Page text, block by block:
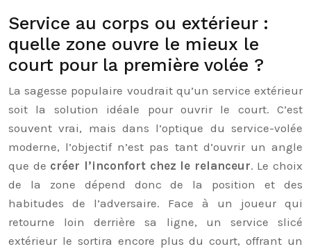
Service au corps ou extérieur :
quelle zone ouvre le mieux le
court pour la première volée ?
La sagesse populaire voudrait qu’un service extérieur
soit la solution idéale pour ouvrir le court. C’est
souvent vrai, mais dans l’optique du service-volée
moderne, l’objectif n’est pas tant d’ouvrir un angle
que de créer l’inconfort chez le relanceur. Le choix
de la zone dépend donc de la position et des
habitudes de l’adversaire. Face à un joueur qui
retourne loin derrière sa ligne, un service slicé
extérieur le sortira encore plus du court, offrant un